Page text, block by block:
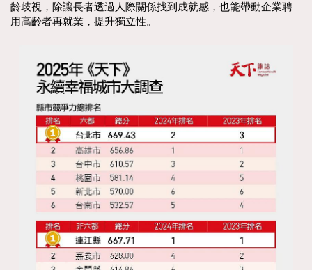
齡歧視，除讓長者透過人際關係找到成就感，也能帶動企業聘
用高齡者再就業，提升獨立性。